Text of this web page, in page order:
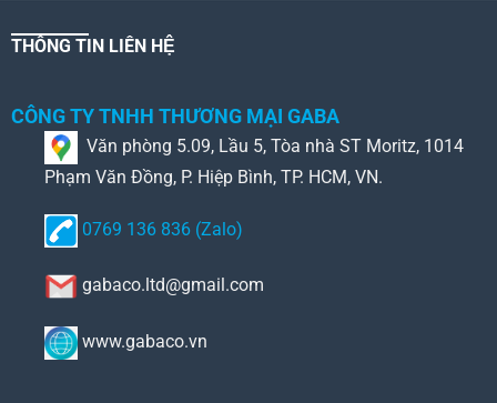
THÔNG TIN LIÊN HỆ
CÔNG TY TNHH THƯƠNG MẠI GABA
Văn phòng 5.09, Lầu 5, Tòa nhà ST Moritz, 1014
Phạm Văn Đồng, P. Hiệp Bình, TP. HCM, VN.
0769 136 836 (Zalo)
gabaco.ltd@gmail.com
www.gabaco.vn